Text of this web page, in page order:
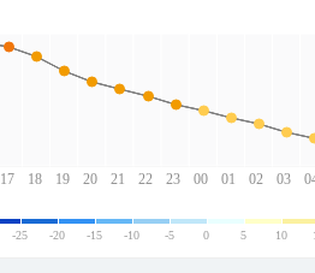
17 18 19 20 21 22 23 00 01 02 03
-25 -20 -15 -10 -5 0 5 10